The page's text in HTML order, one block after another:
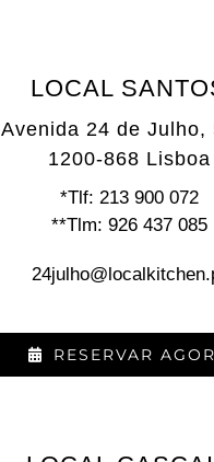
LOCAL
Avenida 24 de Julho,
1200-868 Lisboa
*Tlf: 213 900 072
**Tlm: 926 437 085
RESERVAR